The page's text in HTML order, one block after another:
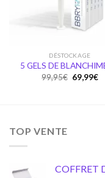
DÉSTOCKAGE
5 GELS DE
99,95€ Original
price
69,99€
TOP VENTE
COFFRET